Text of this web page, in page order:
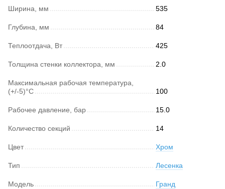
Ширина, мм 535
Глубина, мм 84
Теплоотдача, Вт 425
Толщина стенки коллектора, мм 2.0
Максимальная рабочая температура,
(+/-5)°C
100
Рабочее давление, бар 15.0
Количество секций 14
Цвет Хром
Тип Лесенка
Модель Гранд